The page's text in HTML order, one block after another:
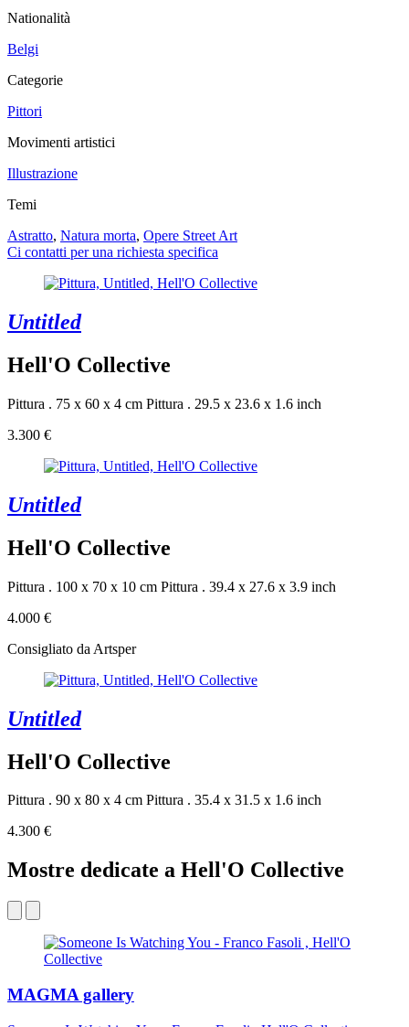
Nationalità
Belgi
Categorie
Pittori
Movimenti artistici
Illustrazione
Temi
Astratto, Natura morta, Opere Street Art
Ci contatti per una richiesta specifica
Untitled
Hell'O Collective
Pittura . 75 x 60 x 4 cm Pittura . 29.5 x 23.6 x 1.6 inch
3.300 €
Untitled
Hell'O Collective
Pittura . 100 x 70 x 10 cm Pittura . 39.4 x 27.6 x 3.9 inch
4.000 €
Consigliato da Artsper
Untitled
Hell'O Collective
Pittura . 90 x 80 x 4 cm Pittura . 35.4 x 31.5 x 1.6 inch
4.300 €
Mostre dedicate a Hell'O Collective
MAGMA gallery